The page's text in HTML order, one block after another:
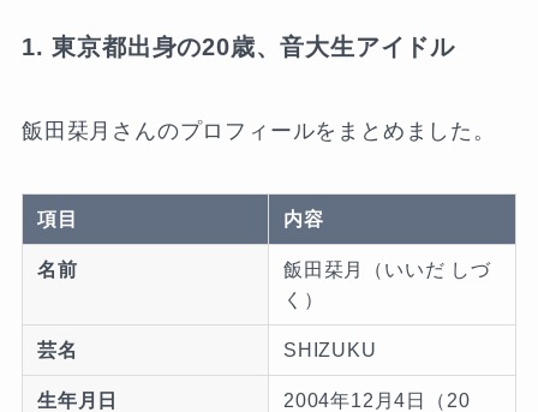
1. 東京都出身の20歳、音大生アイドル
飯田栞月さんのプロフィールをまとめました。
項目 内容
名前
飯田栞月（いいだ しづ
く）
芸名 SHIZUKU
生年月日
2004年12月4日（20